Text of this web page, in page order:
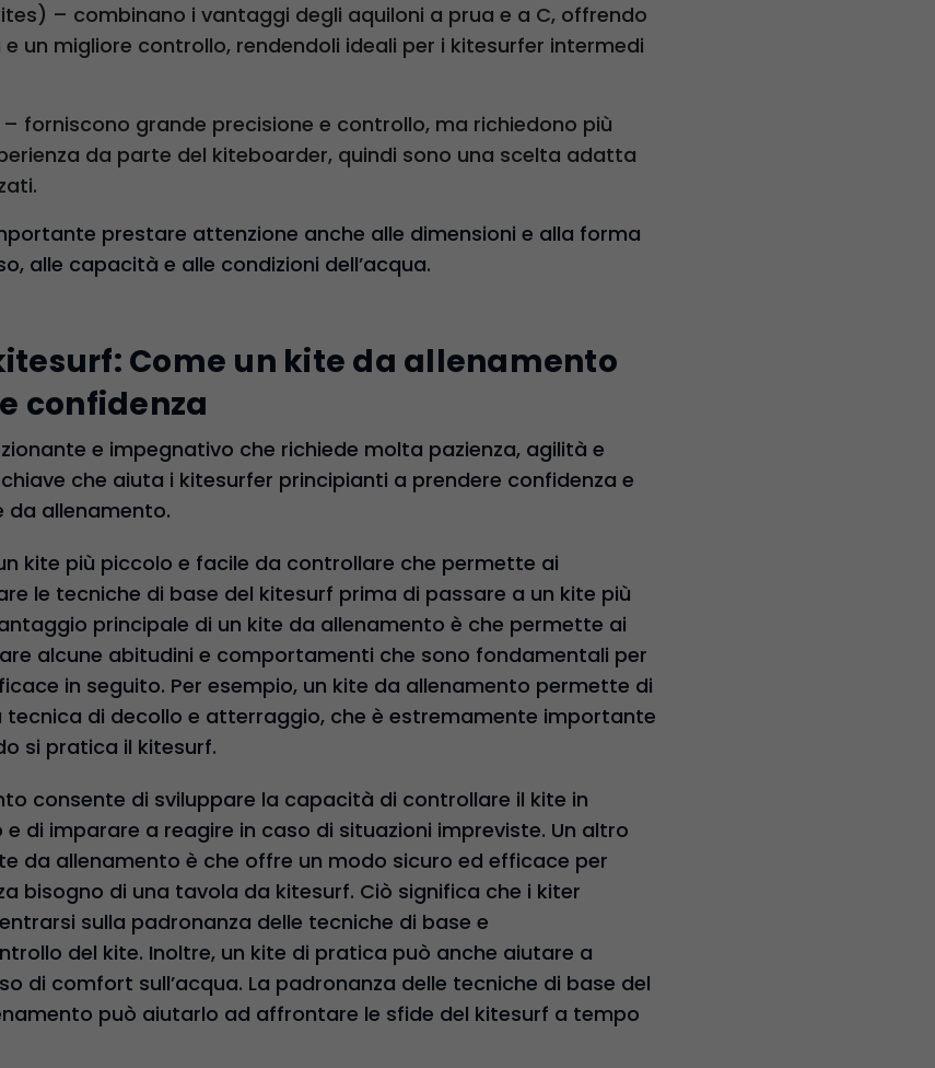
– combinano i vantaggi degli aquiloni a prua e a C, offrendo
un migliore controllo, rendendoli ideali per i kitesurfer intermedi
forniscono grande precisione e controllo, ma richiedono più
da parte del kiteboarder, quindi sono una scelta adatta
prestare attenzione anche alle dimensioni e alla forma
alle capacità e alle condizioni dell’acqua.
Come un kite da allenamento
confidenza
e impegnativo che richiede molta pazienza, agilità e
che aiuta i kitesurfer principianti a prendere confidenza e
da allenamento.
kite più piccolo e facile da controllare che permette ai
le tecniche di base del kitesurf prima di passare a un kite più
principale di un kite da allenamento è che permette ai
alcune abitudini e comportamenti che sono fondamentali per
in seguito. Per esempio, un kite da allenamento permette di
di decollo e atterraggio, che è estremamente importante
si pratica il kitesurf.
consente di sviluppare la capacità di controllare il kite in
di imparare a reagire in caso di situazioni impreviste. Un altro
da allenamento è che offre un modo sicuro ed efficace per
bisogno di una tavola da kitesurf. Ciò significa che i kiter
sulla padronanza delle tecniche di base e
del kite. Inoltre, un kite di pratica può anche aiutare a
di comfort sull’acqua. La padronanza delle tecniche di base del
può aiutarlo ad affrontare le sfide del kitesurf a tempo